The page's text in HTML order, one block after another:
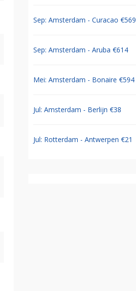
Sep: Amsterdam - Curacao €569
Sep: Amsterdam - Aruba €614
Mei: Amsterdam - Bonaire €594
Jul: Amsterdam - Berlijn €38
Jul: Rotterdam - Antwerpen €21